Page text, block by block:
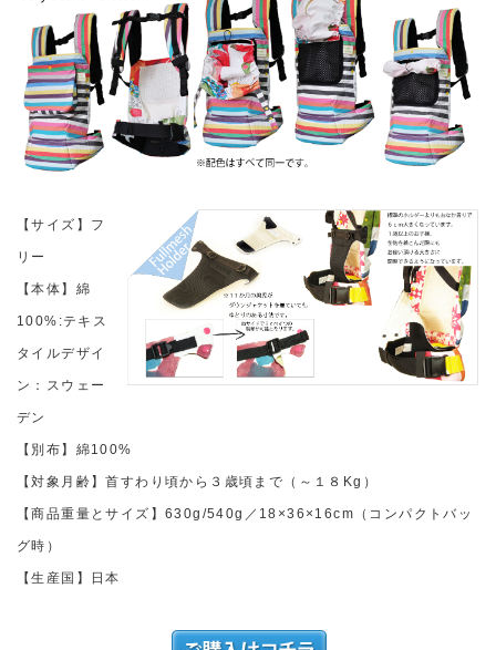
【サイズ】フ
リー
【本体】綿
100%:テキス
タイルデザイ
ン：スウェー
デン
【別布】綿100%
【対象月齢】首すわり頃から３歳頃まで（～１８Kg）
【商品重量とサイズ】630g/540g／18×36×16cm（コンパクトバッ
グ時）
【生産国】日本